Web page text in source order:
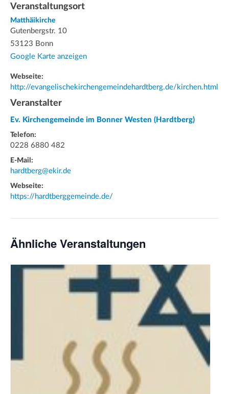
Veranstaltungsort
Matthäikirche
Gutenbergstr. 10
53123 Bonn
Google Karte anzeigen
Webseite:
http://evangelischekirchengemeindehardtberg.de/kirchen.html
Veranstalter
Ev. Kirchengemeinde im Bonner Westen (Hardtberg)
Telefon:
0228 6880 482
E-Mail:
hardtberg@ekir.de
Webseite:
https://hardtberggemeinde.de/
Ähnliche Veranstaltungen